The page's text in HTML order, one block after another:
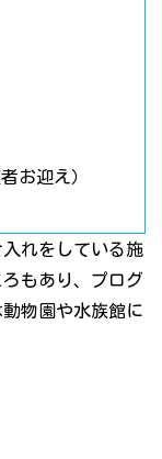
お迎え）
れをしている施
もあり、プログ
物園や水族館に